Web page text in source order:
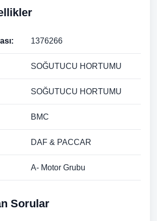
1376266
SOĞUTUCU HORTUMU
SOĞUTUCU HORTUMU
BMC
DAF & PACCAR
A- Motor Grubu
Sorular